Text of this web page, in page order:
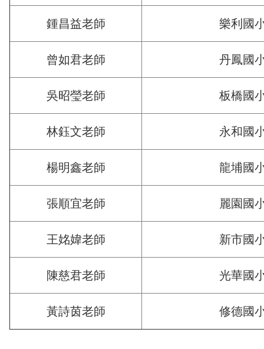
鍾昌益老師 樂利國
曾如君老師 丹鳳國
吳昭瑩老師 板橋國
林鈺文老師 永和國
楊明鑫老師 龍埔國
張順宜老師 麗園國
王姳媁老師 新市國
陳慈君老師 光華國
黃詩茵老師 修德國